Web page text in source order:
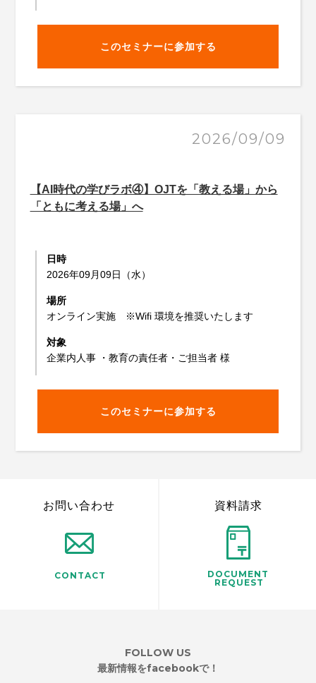
このセミナーに参加する
2026/09/09
【AI時代の学びラボ④】OJTを「教える場」から
「ともに考える場」へ
日時
2026年09月09日（水）
場所
オンライン実施 ※Wifi 環境を推奨いたします
対象
企業内人事 ・教育の責任者・ご担当者 様
このセミナーに参加する
CONTACT
お問い合わせ
DOCUMENT
REQUEST
資料請求
FOLLOW US
最新情報をfacebookで！